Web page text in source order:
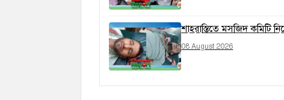
শাহরাস্তিতে মসজিদ কমিটি
08 August 2026